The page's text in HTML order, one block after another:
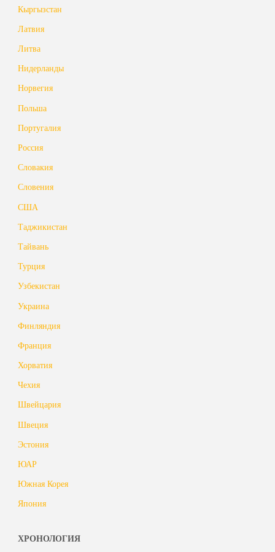
Кыргызстан
Латвия
Литва
Нидерланды
Норвегия
Польша
Португалия
Россия
Словакия
Словения
США
Таджикистан
Тайвань
Турция
Узбекистан
Украина
Финляндия
Франция
Хорватия
Чехия
Швейцария
Швеция
Эстония
ЮАР
Южная Корея
Япония
ХРОНОЛОГИЯ